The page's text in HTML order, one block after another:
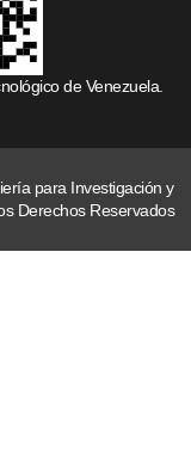
de Venezuela.
para Investigación y
Derechos Reservados